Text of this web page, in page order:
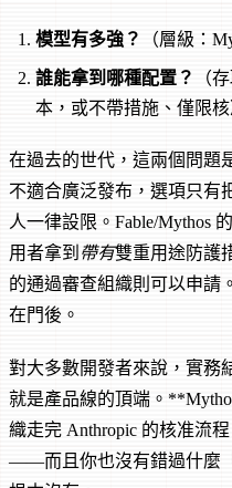
模型有多強？ （層級：
誰能拿到哪種配置？
（
本，或不帶措施、僅限核
在過去的世代，這兩個問題
不適合廣泛發布，選項只有
人一律設限。Fable/Mythos
用者拿到 帶有雙重用途防護
的通過審查組織則可以申請
在門後。
對大多數開發者來說，實務
就是產品線的頂端。
織走完 Anthropic 的核准流
——而且你也沒有錯過什麼